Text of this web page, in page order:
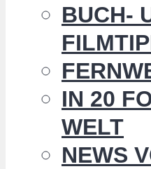
BUCH-
IN 20
WELT
NEWS